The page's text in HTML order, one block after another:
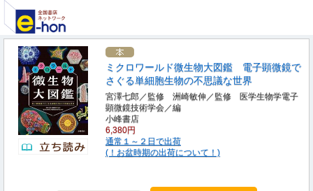
ミクロワールド微生物大図鑑 電子顕微鏡で
さぐる単細胞生物の不思議な世界
宮澤七郎／監修 洲崎敏伸／監修 医学生物学電子
顕微鏡技術学会／編
小峰書店
6,380円
通常１～２日で出荷
(！お盆時期の出荷について！)